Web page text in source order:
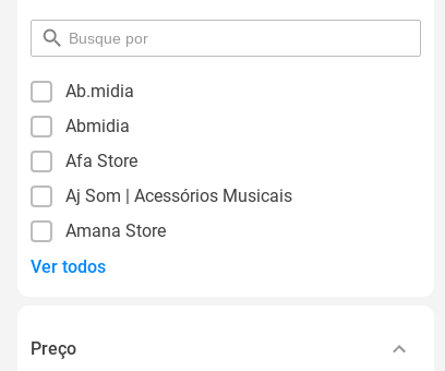
pesquisar
por
Ab.midia
Abmidia
Afa Store
Aj Som | Acessórios Musicais
Amana Store
Ver todos
Preço